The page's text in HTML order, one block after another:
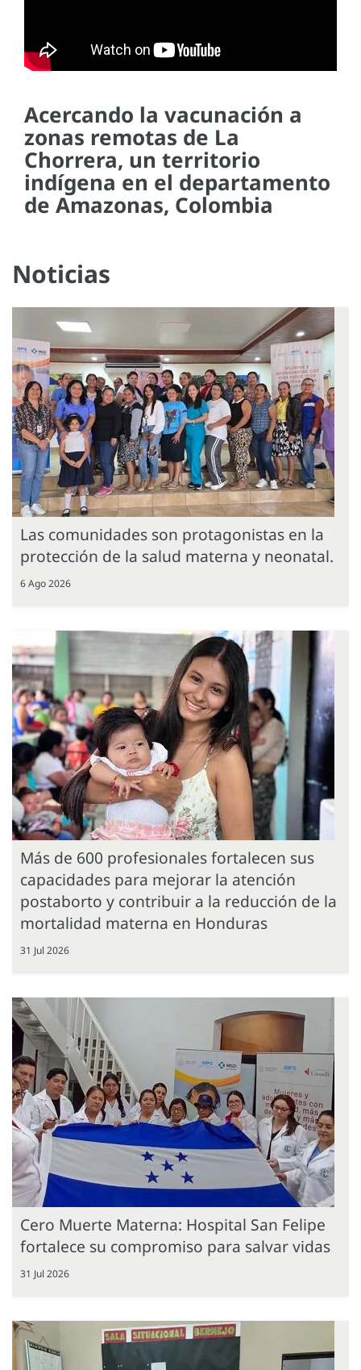
Acercando la vacunación a
zonas remotas de La
Chorrera, un territorio
indígena en el departamento
de Amazonas, Colombia
Noticias
Las comunidades son protagonistas en la
protección de la salud materna y neonatal.
6 Ago 2026
Más de 600 profesionales fortalecen sus
capacidades para mejorar la atención
postaborto y contribuir a la reducción de la
mortalidad materna en Honduras
31 Jul 2026
Cero Muerte Materna: Hospital San Felipe
fortalece su compromiso para salvar vidas
31 Jul 2026